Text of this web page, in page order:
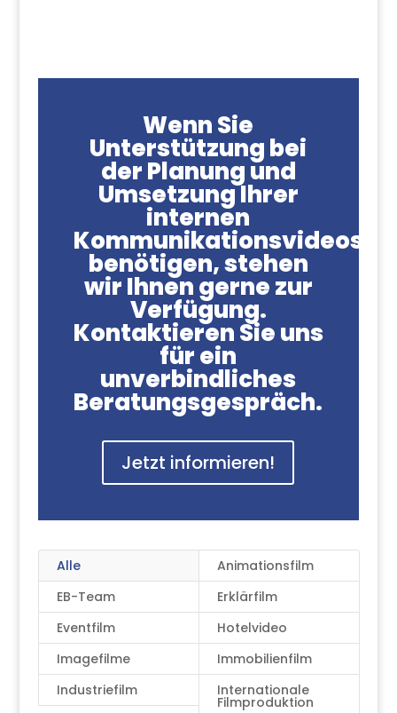
Wenn Sie
Unterstützung bei
der Planung und
Umsetzung Ihrer
internen
Kommunikationsvideos
benötigen, stehen
wir Ihnen gerne zur
Verfügung.
Kontaktieren Sie uns
für ein
unverbindliches
Beratungsgespräch.
Jetzt informieren!
Alle
Animationsfilm
EB-Team
Erklärfilm
Eventfilm
Hotelvideo
Imagefilme
Immobilienfilm
Industriefilm
Internationale
Filmproduktion